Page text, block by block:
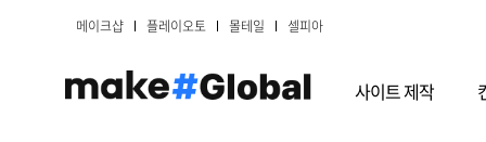
메이크샵 플레이오토 몰테일 셀피아
사이트 제작